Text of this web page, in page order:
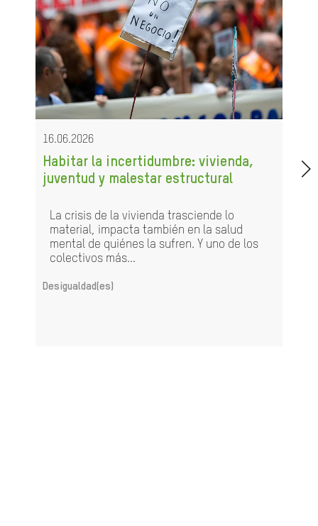
16.06.2026
Habitar la incertidumbre: vivienda,
juventud y malestar estructural
La crisis de la vivienda trasciende lo
material, impacta también en la salud
mental de quiénes la sufren. Y uno de los
colectivos más...
Desigualdad(es)